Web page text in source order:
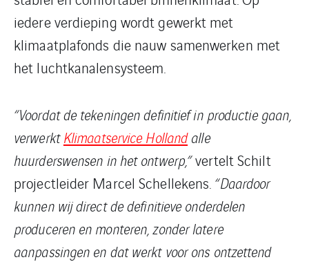
iedere verdieping wordt gewerkt met
klimaatplafonds die nauw samenwerken met
het luchtkanalensysteem.
“Voordat de tekeningen definitief in productie gaan,
verwerktKlimaatservice Hollandalle
huurderswensen in het ontwerp,”vertelt Schilt
projectleider Marcel Schellekens. “Daardoor
kunnen wij direct de definitieve onderdelen
produceren en monteren, zonder latere
aanpassingen en dat werkt voor ons ontzettend